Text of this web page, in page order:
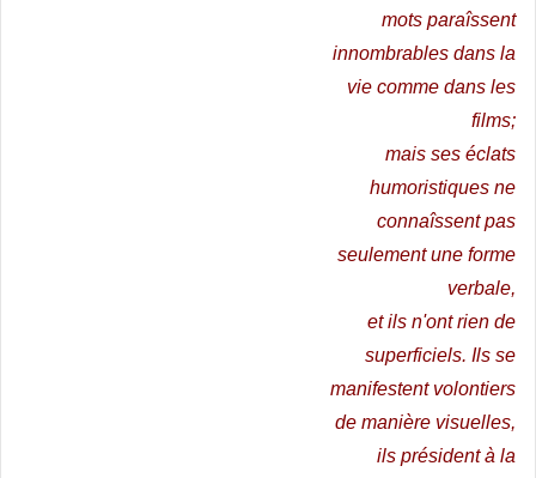
mots paraîssent
innombrables dans la
vie comme dans les
films;
mais ses éclats
humoristiques ne
connaîssent pas
seulement une forme
verbale,
et ils n'ont rien de
superficiels. Ils se
manifestent volontiers
de manière visuelles,
ils président à la